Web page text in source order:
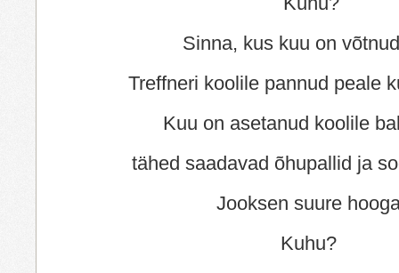
Sinna, kus kuu on
Treffneri koolile pannud peale
Kuu on asetanud koolile
tähed saadavad õhupallid ja
Jooksen suure
Kuhu?